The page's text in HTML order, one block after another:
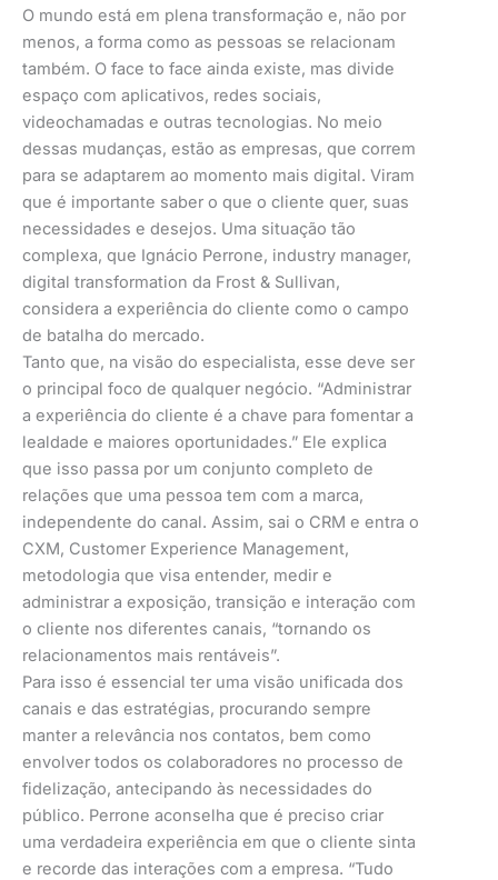
O mundo está em plena transformação e, não por
menos, a forma como as pessoas se relacionam
também. O face to face ainda existe, mas divide
espaço com aplicativos, redes sociais,
videochamadas e outras tecnologias. No meio
dessas mudanças, estão as empresas, que correm
para se adaptarem ao momento mais digital. Viram
que é importante saber o que o cliente quer, suas
necessidades e desejos. Uma situação tão
complexa, que Ignácio Perrone, industry manager,
digital transformation da Frost & Sullivan,
considera a experiência do cliente como o campo
de batalha do mercado.
Tanto que, na visão do especialista, esse deve ser
o principal foco de qualquer negócio. “Administrar
a experiência do cliente é a chave para fomentar a
lealdade e maiores oportunidades.” Ele explica
que isso passa por um conjunto completo de
relações que uma pessoa tem com a marca,
independente do canal. Assim, sai o CRM e entra o
CXM, Customer Experience Management,
metodologia que visa entender, medir e
administrar a exposição, transição e interação com
o cliente nos diferentes canais, “tornando os
relacionamentos mais rentáveis”.
Para isso é essencial ter uma visão unificada dos
canais e das estratégias, procurando sempre
manter a relevância nos contatos, bem como
envolver todos os colaboradores no processo de
fidelização, antecipando às necessidades do
público. Perrone aconselha que é preciso criar
uma verdadeira experiência em que o cliente sinta
e recorde das interações com a empresa. “Tudo